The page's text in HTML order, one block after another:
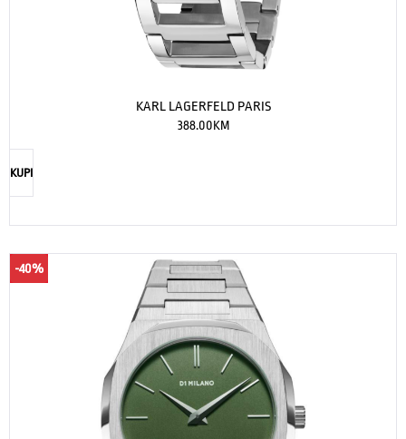
KARL LAGERFELD PARIS
388.00KM
KUPI
-40%